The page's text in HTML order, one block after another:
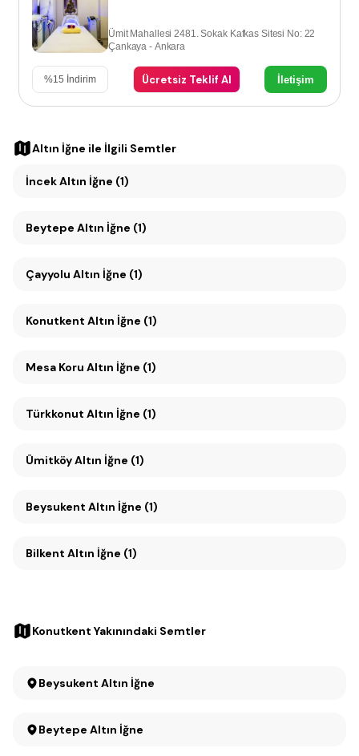
Ümit Mahallesi 2481. Sokak Kafkas Sitesi No: 22
Çankaya - Ankara
%15 İndirim Ücretsiz Teklif Al İletişim
Altın İğne ile İlgili Semtler
İncek Altın İğne (1)
Beytepe Altın İğne (1)
Çayyolu Altın İğne (1)
Konutkent Altın İğne (1)
Mesa Koru Altın İğne (1)
Türkkonut Altın İğne (1)
Ümitköy Altın İğne (1)
Beysukent Altın İğne (1)
Bilkent Altın İğne (1)
Konutkent Yakınındaki Semtler
Beysukent Altın İğne
Beytepe Altın İğne